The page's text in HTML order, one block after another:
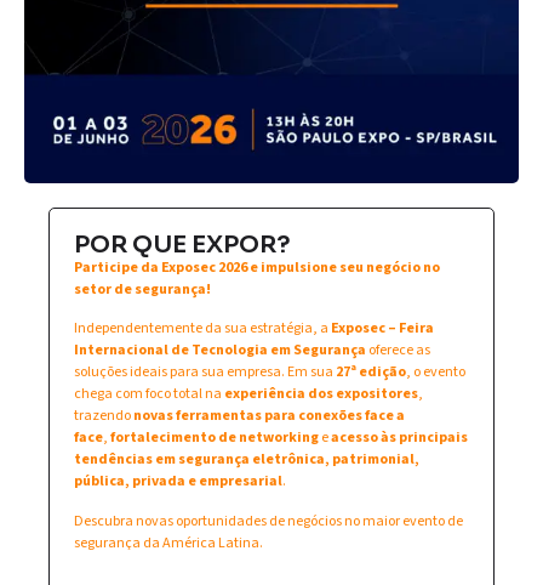
POR QUE EXPOR?
Participe da Exposec 2026 e impulsione seu negócio no
setor de segurança!
Independentemente da sua estratégia, a Exposec – Feira
Internacional de Tecnologia em Segurança oferece as
soluções ideais para sua empresa. Em sua 27ª edição, o evento
chega com foco total na experiência dos expositores,
trazendonovas ferramentas para conexões face a
face,fortalecimento de networkingeacesso às principais
tendências em segurança eletrônica, patrimonial,
pública, privada e empresarial.
Descubra novas oportunidades de negócios no maior evento de
segurança da América Latina.